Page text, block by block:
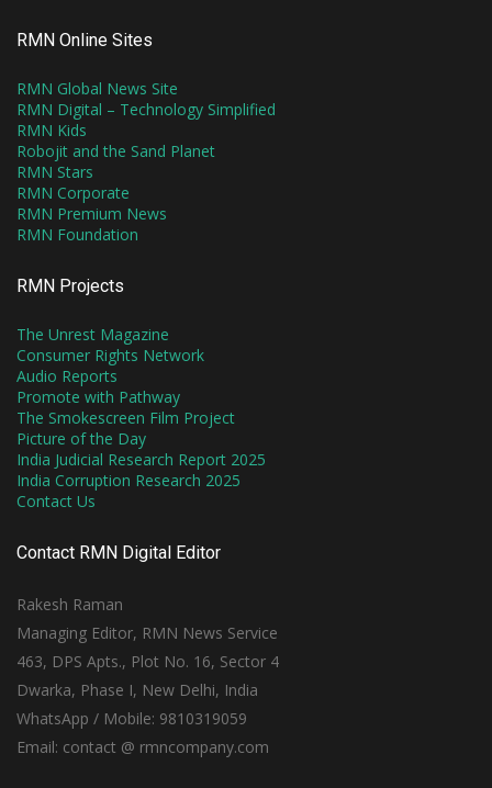
RMN Online Sites
RMN Global News Site
RMN Digital – Technology Simplified
RMN Kids
Robojit and the Sand Planet
RMN Stars
RMN Corporate
RMN Premium News
RMN Foundation
RMN Projects
The Unrest Magazine
Consumer Rights Network
Audio Reports
Promote with Pathway
The Smokescreen Film Project
Picture of the Day
India Judicial Research Report 2025
India Corruption Research 2025
Contact Us
Contact RMN Digital Editor
Rakesh Raman
Managing Editor, RMN News Service
463, DPS Apts., Plot No. 16, Sector 4
Dwarka, Phase I, New Delhi, India
WhatsApp / Mobile: 9810319059
Email: contact @ rmncompany.com